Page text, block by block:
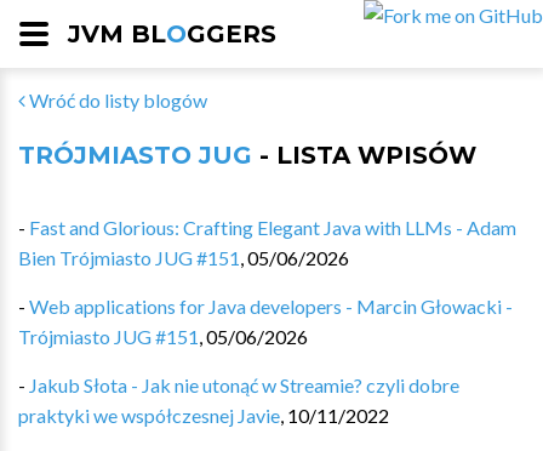
JVM BLOGGERS
Wróć do listy blogów
TRÓJMIASTO JUG - LISTA WPISÓW
- Fast and Glorious: Crafting Elegant Java with LLMs - Adam
Bien Trójmiasto JUG #151,05/06/2026
- Web applications for Java developers - Marcin Głowacki -
Trójmiasto JUG #151,05/06/2026
- Jakub Słota - Jak nie utonąć w Streamie? czyli dobre
praktyki we współczesnej Javie, 10/11/2022